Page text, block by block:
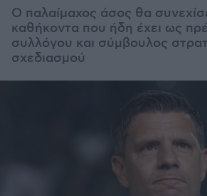
Ο παλαίμαχος άσος θα
καθήκοντα που ήδη έχει ως
συλλόγου και σύμβουλος
σχεδιασμού